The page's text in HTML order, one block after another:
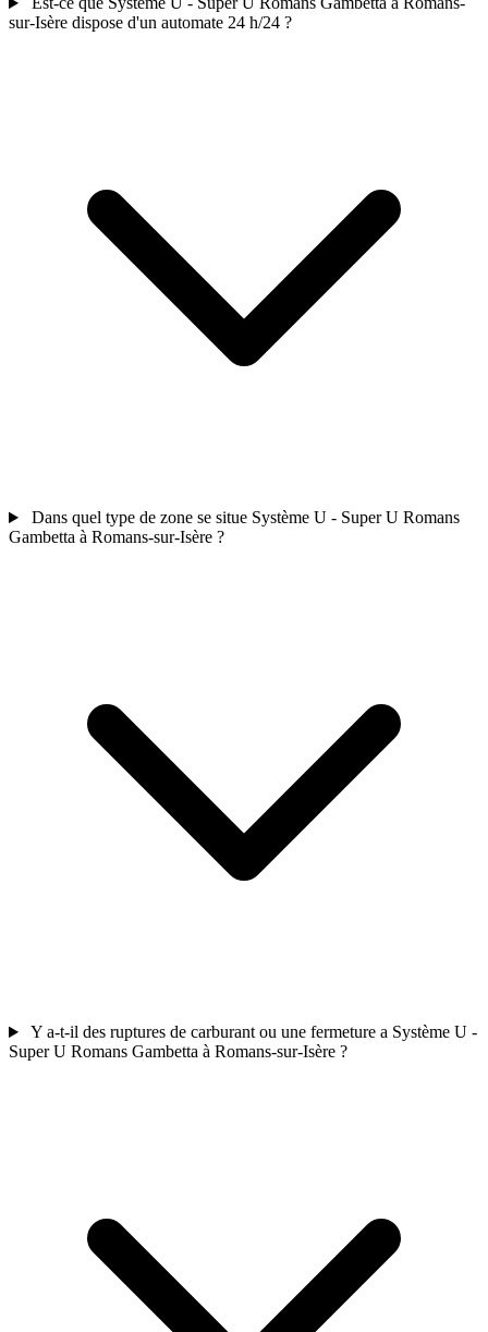
sur-Isère dispose d'un automate 24 h/24 ?
Dans quel type de zone se situe Système U - Super U Romans
Gambetta à Romans-sur-Isère ?
Y a-t-il des ruptures de carburant ou une fermeture a Système U -
Super U Romans Gambetta à Romans-sur-Isère ?